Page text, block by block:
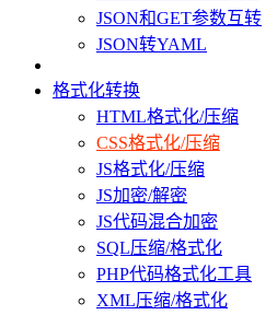
JSON和GET参数互转
JSON转YAML
格式化转换
HTML格式化/压缩
CSS格式化/压缩
JS格式化/压缩
JS加密/解密
JS代码混合加密
SQL压缩/格式化
PHP代码格式化工具
XML压缩/格式化